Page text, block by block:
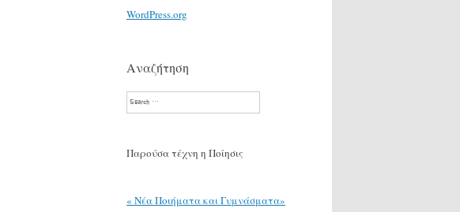
WordPress.org
Αναζήτηση
Search
Παρούσα τέχνη η Ποίησις
« Νέα Ποιήματα και Γυμνάσματα»